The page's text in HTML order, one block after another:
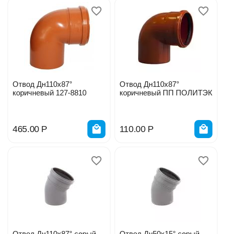
Отвод Дн110х87°
коричневый 127-8810
465.00 Р
Отвод Дн110х87°
коричневый ПП ПОЛИТЭК
110.00 Р